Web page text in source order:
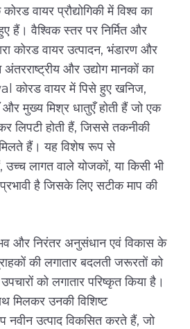
वायर प्रौद्योगिकी में विश्व का
हैं। वैश्विक स्तर पर निर्मित और
कोरड वायर उत्पादन, भंडारण और
और उद्योग मानकों का
कोरड वायर में पिसे हुए खनिज,
और मुख्य मिश्र धातुएँ होती हैं जो एक
लिपटी होती हैं, जिससे तकनीकी
हैं। यह विशेष रूप से
उच्च लागत वाले योजकों, या किसी भी
है जिसके लिए सटीक माप की
और निरंतर अनुसंधान एवं विकास के
की लगातार बदलती जरूरतों को
को लगातार परिष्कृत किया है।
मिलकर उनकी विशिष्ट
उत्पाद विकसित करते हैं, जो